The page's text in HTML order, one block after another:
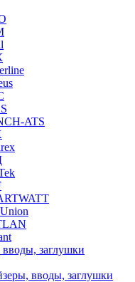
ATS
заглушки
вводы, заглушки